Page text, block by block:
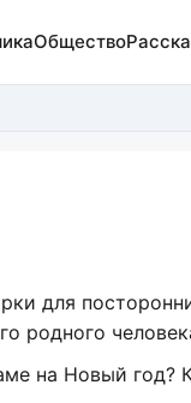
Общество
для
родного
на Новый год?